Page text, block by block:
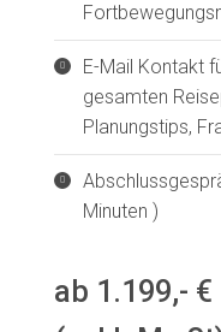
E-Mail Kontakt
gesamten
Planungstips,
Minuten )
ab 1.199,- €